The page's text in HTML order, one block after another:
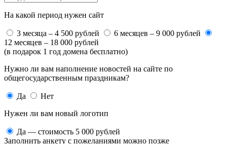
На какой период нужен сайт
3 месяца – 4 500 рублей
6 месяцев – 9 000 рублей
12 месяцев – 18 000 рублей
(в подарок 1 год домена бесплатно)
Нужно ли вам наполнение новостей на сайте по
общегосударственным праздникам?
Да
Нет
Нужен ли вам новый логотип
Да — стоимость 5 000 рублей
Заполнить анкету с пожеланиями можно позже